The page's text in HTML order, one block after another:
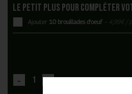
Le petit plus pour compléter
Ajouter 10 brouillades d'oeuf -
- +